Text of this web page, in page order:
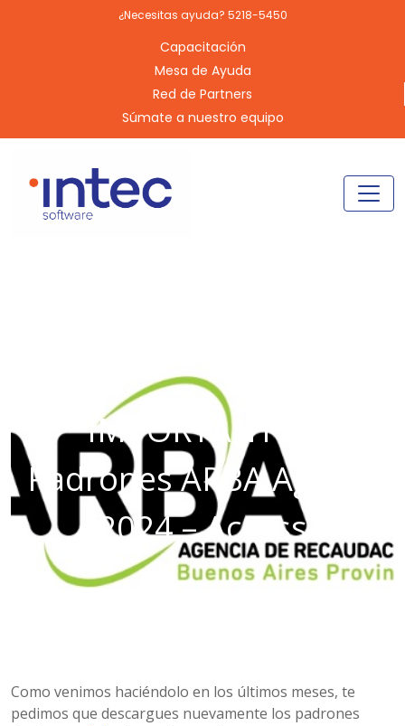
¿Necesitas ayuda? 5218-5450
Capacitación
Mesa de Ayuda
Red de Partners
Súmate a nuestro equipo
IMPORTANTE –
Padrones ARBA Agosto
2024 – Access
Como venimos haciéndolo en los últimos meses, te
pedimos que descargues nuevamente los padrones